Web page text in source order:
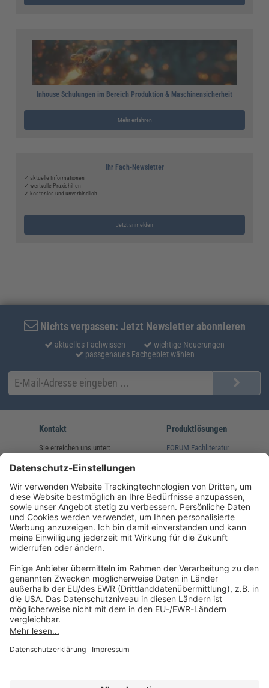
Inhouse Schulungen im Bereich Produktion & Maschinensicherheit
Mehr erfahren
Ihr Fach-Newsletter
✓ aktuelle Informationen
✓ wertvolle Praxishilfen
✓ kostenlos und unverbindlich
Jetzt anmelden
Nichts verpassen: Jetzt Newsletter abonnieren
aktuelles Fachwissen
wichtige Neuerungen
passgenaues Fachgebiet wählen
Kontakt
Sie erreichen uns unter:
(08233) 38 11 23
service@forum-verlag.com
Mo-Do 07:30 - 17:00 Uhr
Fr 07:30 - 15:00 Uhr
Produktlösungen
FORUM Fachliteratur
Folgen Sie uns
Impressum
Datenschutz